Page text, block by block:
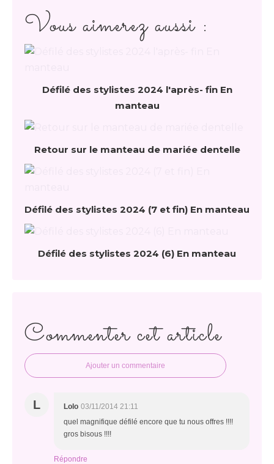
Vous aimerez aussi :
Défilé des stylistes 2024 l'après- fin En
manteau
Retour sur le manteau de mariée dentelle
Défilé des stylistes 2024 (7 et fin) En manteau
Défilé des stylistes 2024 (6) En manteau
Commenter cet article
Ajouter un commentaire
L Lolo 03/11/2014 21:11
quel magnifique défilé encore que tu nous offres !!!!
gros bisous !!!!
Répondre